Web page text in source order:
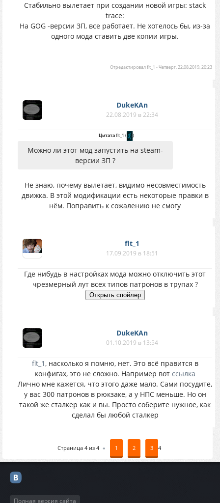
Стабильно вылетает при создании новой игры: stack
trace:
На GOG -версии ЗП, все работает. Не хотелось бы, из-за
одного мода ставить две копии игры.
Отредактировалflt_1 -Четверг, 22.08.2019, 20:23
DukeKAn
22.08.2019 в 22:34
Цитатаflt_1 ( )
Можно ли этот мод запустить на steam-
версии ЗП ?
Не знаю, почему вылетает, видимо несовместимость
движка. В этой модификации есть некоторые правки в
нём. Поправить к сожалению не смогу
flt_1
17.09.2019 в 18:51
Где нибудь в настройках мода можно отключить этот
чрезмерный лут всех типов патронов в трупах ?
DukeKAn
01.10.2019 в 13:54
flt_1, насколько я помню, нет. Это всё правится в
конфигах, это не сложно. Например вот ссылка
Лично мне кажется, что этого даже мало. Сами посудите,
у вас 300 патронов в рюкзаке, а у НПС меньше. Но он
такой же сталкер как и вы. Просто соберите нужное, как
сделал бы любой сталкер
Страница 4 из 4 « 1 2 3 4
Полная версия сайта